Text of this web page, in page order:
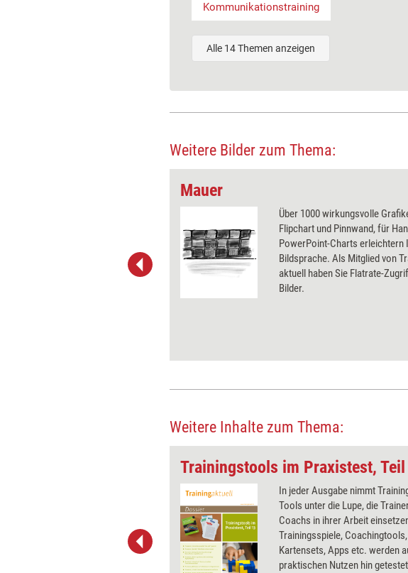
Kommunikationstraining
Alle 14 Themen anzeigen
Weitere Bilder zum Thema:
Mauer
Über 1000 wirkungsvolle
Flipchart und Pinnwand, für
PowerPoint-Charts erleichtern
Bildsprache. Als Mitglied von
aktuell haben Sie Flatrate-
Bilder.
Weitere Inhalte zum Thema:
Trainingstools im Praxistest, Teil
In jeder Ausgabe nimmt
Tools unter die Lupe, die
Coachs in ihrer Arbeit
Trainingsspiele, Coachingtools,
Kartensets, Apps etc. werden
praktischen Nutzen hin